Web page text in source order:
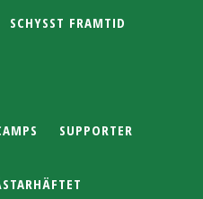
SCHYSST FRAMTID
SUPPORTER